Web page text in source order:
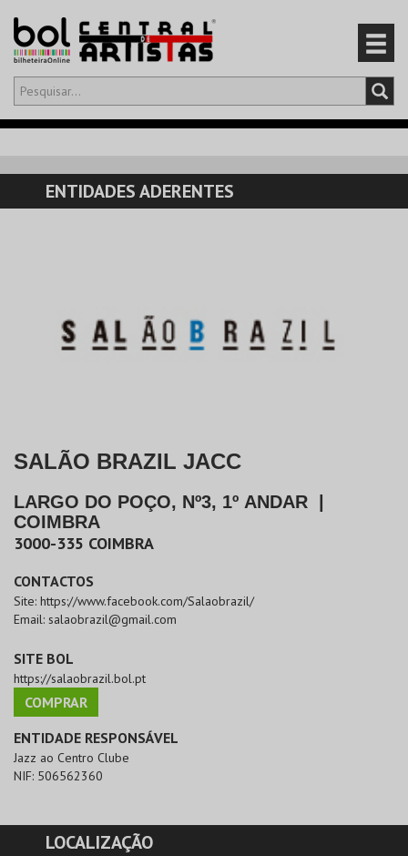
Olá,iniciar sessão
CARRINHO
EVENTOS
ENTIDADES ADERENTES
SALÃO BRAZIL JACC
LARGO DO POÇO, Nº3, 1º ANDAR
COIMBRA
3000-335 COIMBRA
CONTACTOS
Site: https://www.facebook.com/Salaobrazil/
Email: salaobrazil@gmail.com
SITE BOL
https://salaobrazil.bol.pt
COMPRAR
ENTIDADE RESPONSÁVEL
Jazz ao Centro Clube
NIF: 506562360
LOCALIZAÇÃO